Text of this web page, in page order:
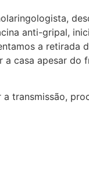
anti-gripal,
a retirada
a casa apesar do
transmissão,